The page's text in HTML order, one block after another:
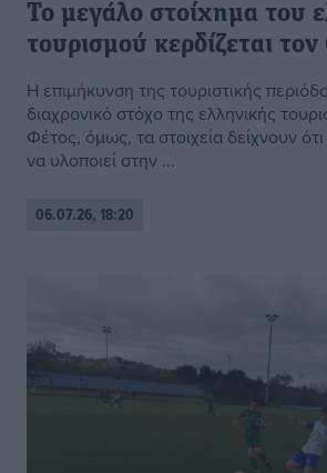
Το μεγάλο στοίχημα του
τουρισμού κερδίζεται
Η επιμήκυνση της τουριστικής
διαχρονικό στόχο της ελληνικής
Φέτος, όμως, τα στοιχεία δείχνουν
να υλοποιεί στην ...
06.07.26, 18:20